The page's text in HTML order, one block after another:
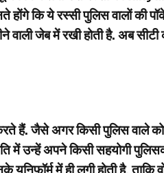
कि ये रस्सी पुलिस वालों की
वाली जेब में रखी होती है. अब सीटी
हैं. जैसे अगर किसी पुलिस वाले को
में उन्हें अपने किसी सहयोगी
में ही लगी होती है, ताकि